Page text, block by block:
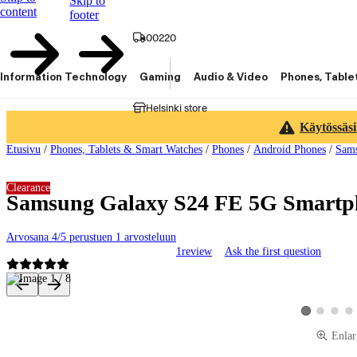
content
footer
00220
Helsinki store
Information Technology Gaming Audio & Video Phones,
Etusivu / Phones, Tablets & Smart Watches / Phones / Android Phones /
Samsung Galaxy S24 FE 5G
Arvosana 4/5 perustuen 1 arvosteluun
1review Ask the first question
Clearance
Product images and videos
View product
View product
View